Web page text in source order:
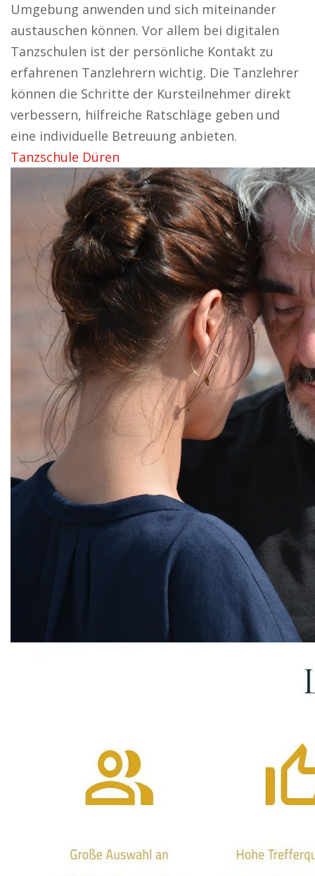
Umgebung anwenden und sich miteinander
austauschen können. Vor allem bei digitalen
Tanzschulen ist der persönliche Kontakt zu
erfahrenen Tanzlehrern wichtig. Die Tanzlehrer
können die Schritte der Kursteilnehmer direkt
verbessern, hilfreiche Ratschläge geben und
eine individuelle Betreuung anbieten.
Tanzschule Düren